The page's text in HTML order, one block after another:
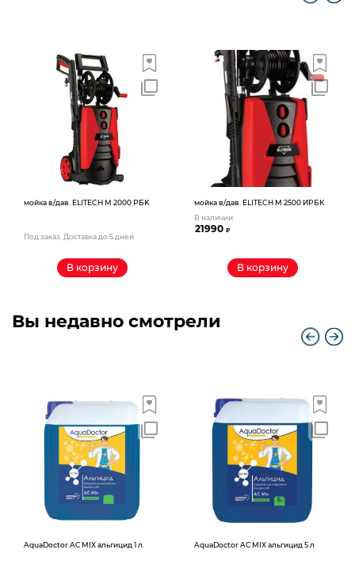
мойка в/дав. ELITECH M 2000 PБK
Под заказ. Доставка до 5 дней
В корзину
мойка в/дав. ELITECH M 2500 ИPБК
В наличии
21990₽
В корзину
Вы недавно смотрели
AquaDoctor AС MIX альгицид 1 л. AquaDoctor AС MIX альгицид 5 л